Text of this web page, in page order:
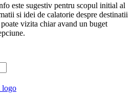
este sugestiv pentru scopul initial al
si idei de calatorie despre destinatii
vizita chiar avand un buget